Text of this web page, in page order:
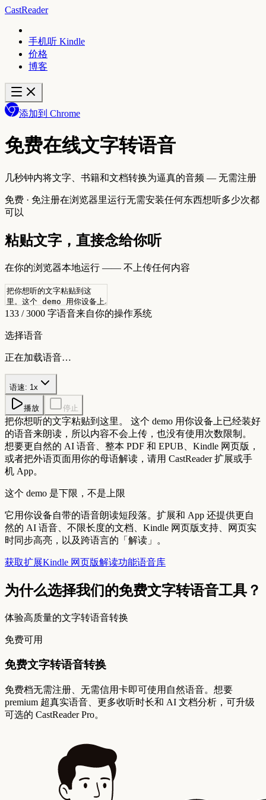
CastReader
手机听 Kindle
价格
博客
添加到 Chrome
免费在线文字转语音
几秒钟内将文字、书籍和文档转换为逼真的音频 — 无需注册
免费 · 免注册在浏览器里运行无需安装任何东西想听多少次都
可以
粘贴文字，直接念给你听
在你的浏览器本地运行 —— 不上传任何内容
133 / 3000 字语音来自你的操作系统
选择语音
正在加载语音…
语速: 1x
播放 停止
把你想听的文字粘贴到这里。
这个 demo 用你设备上已经装好
的语音来朗读，所以内容不会上传，也没有使用次数限制。
想要更自然的 AI 语音、整本 PDF 和 EPUB、Kindle 网页版，
或者把外语页面用你的母语解读，请用 CastReader 扩展或手
机 App。
这个 demo 是下限，不是上限
它用你设备自带的语音朗读短段落。扩展和 App 还提供更自
然的 AI 语音、不限长度的文档、Kindle 网页版支持、网页实
时同步高亮，以及跨语言的「解读」。
获取扩展Kindle 网页版解读功能语音库
为什么选择我们的免费文字转语音工具？
体验高质量的文字转语音转换
免费可用
免费文字转语音转换
免费档无需注册、无需信用卡即可使用自然语音。想要
premium 超真实语音、更多收听时长和 AI 文档分析，可升级
可选的 CastReader Pro。